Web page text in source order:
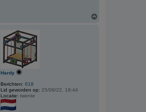
Hardy
Berichten: 618
Lid geworden op: 25/09/22, 19:44
Locatie: twente